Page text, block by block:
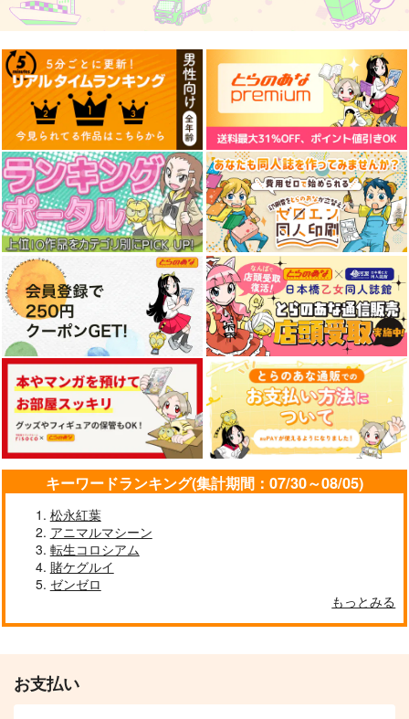
キーワードランキング(集計期間：07/30～08/05)
松永紅葉
アニマルマシーン
転生コロシアム
賭ケグルイ
ゼンゼロ
もっとみる
お支払い